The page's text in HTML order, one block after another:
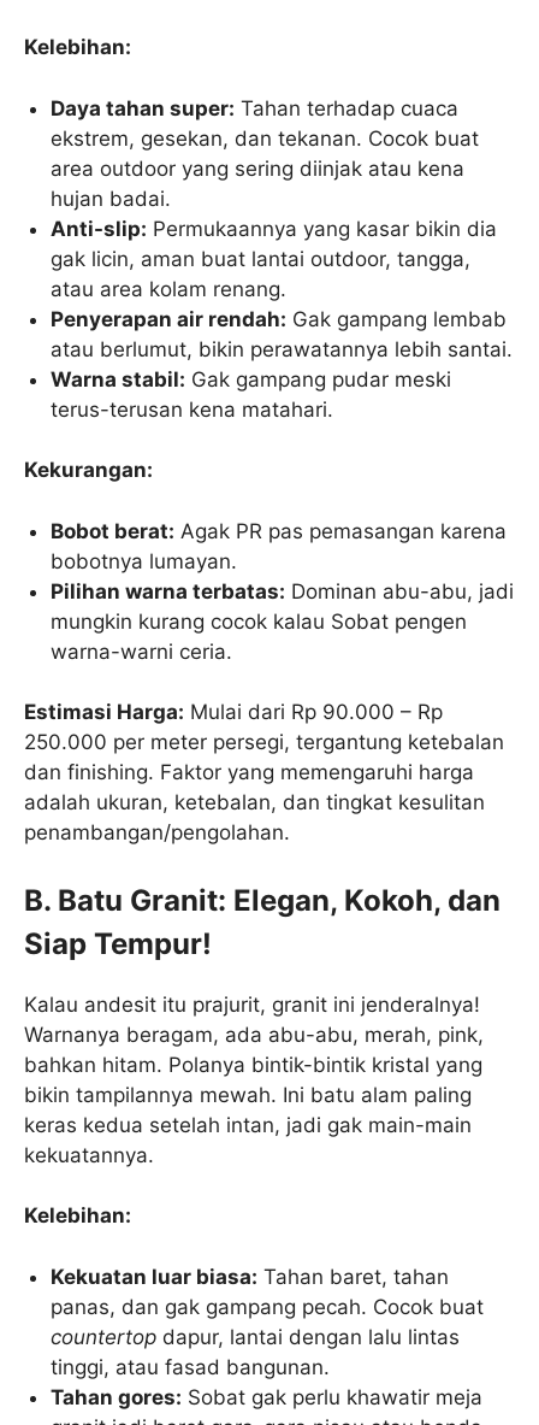
Kelebihan:
Daya tahan super: Tahan terhadap cuaca
ekstrem, gesekan, dan tekanan. Cocok buat
area outdoor yang sering diinjak atau kena
hujan badai.
Anti-slip: Permukaannya yang kasar bikin dia
gak licin, aman buat lantai outdoor, tangga,
atau area kolam renang.
Penyerapan air rendah: Gak gampang lembab
atau berlumut, bikin perawatannya lebih santai.
Warna stabil: Gak gampang pudar meski
terus-terusan kena matahari.
Kekurangan:
Bobot berat: Agak PR pas pemasangan karena
bobotnya lumayan.
Pilihan warna terbatas: Dominan abu-abu, jadi
mungkin kurang cocok kalau Sobat pengen
warna-warni ceria.
Estimasi Harga: Mulai dari Rp 90.000 – Rp
250.000 per meter persegi, tergantung ketebalan
dan finishing. Faktor yang memengaruhi harga
adalah ukuran, ketebalan, dan tingkat kesulitan
penambangan/pengolahan.
B. Batu Granit: Elegan, Kokoh, dan
Siap Tempur!
Kalau andesit itu prajurit, granit ini jenderalnya!
Warnanya beragam, ada abu-abu, merah, pink,
bahkan hitam. Polanya bintik-bintik kristal yang
bikin tampilannya mewah. Ini batu alam paling
keras kedua setelah intan, jadi gak main-main
kekuatannya.
Kelebihan:
Kekuatan luar biasa: Tahan baret, tahan
panas, dan gak gampang pecah. Cocok buat
countertop dapur, lantai dengan lalu lintas
tinggi, atau fasad bangunan.
Tahan gores: Sobat gak perlu khawatir meja